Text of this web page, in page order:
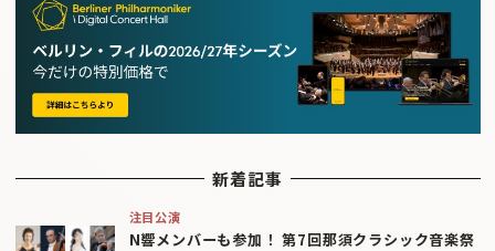
新着記事
注目公演
N響メンバーも参加！ 第7回那須クラシック音楽祭